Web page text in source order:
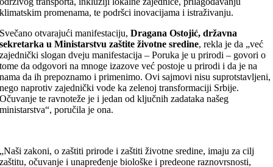
klimatskim promenama, te podršci inovacijama i istraživanju.
Svečano otvarajući manifestaciju,Dragana Ostojić, državna
sekretarka u Ministarstvu zaštite životne sredine, rekla je da „već
zajednički slogan dveju manifestacija – Poruka je u prirodi – govori o
tome da odgovori na mnoge izazove već postoje u prirodi i da je na
nama da ih prepoznamo i primenimo. Ovi sajmovi nisu suprotstavljeni,
nego naprotiv zajednički vode ka zelenoj transformaciji Srbije.
Očuvanje te ravnoteže je i jedan od ključnih zadataka našeg
ministarstva“, poručila je ona.
„Naši zakoni, o zaštiti prirode i zaštiti životne sredine, imaju za cilj
zaštitu, očuvanje i unapređenje biološke i predeone raznovrsnosti,